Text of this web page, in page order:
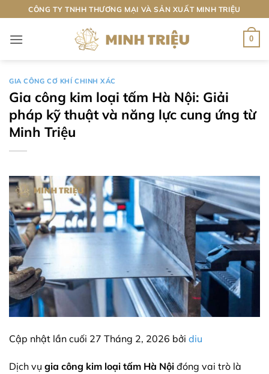
qua
nội
CÔNG TY TNHH THƯƠNG MẠI VÀ SẢN XUẤT MINH TRIỆU
0
GIA CÔNG CƠ KHÍ CHINH XÁC
Gia công kim loại tấm Hà Nội: Giải
pháp kỹ thuật và năng lực cung ứng từ
Minh Triệu
Cập nhật lần cuối 27 Tháng 2, 2026 bởi diu
Dịch vụ gia công kim loại tấm Hà Nội đóng vai trò là